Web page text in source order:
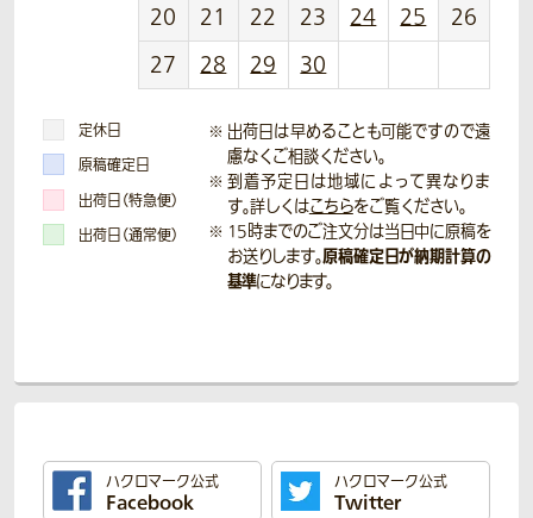
20
21 22 23 24 25
26
27
28 29 30
定休日
原稿確定日
出荷日（特急便）
出荷日（通常便）
出荷日は早めることも可能ですので遠
慮なくご相談ください。
到着予定日は地域によって異なりま
す。詳しくはこちらをご覧ください。
15時までのご注文分は当日中に原稿を
お送りします。原稿確定日が納期計算の
基準になります。
ハクロマーク公式
Facebook
ハクロマーク公式
Twitter